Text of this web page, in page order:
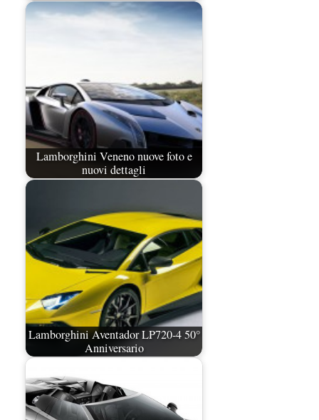
Lamborghini Veneno nuove foto e
nuovi dettagli
Lamborghini Aventador LP720-4 50°
Anniversario